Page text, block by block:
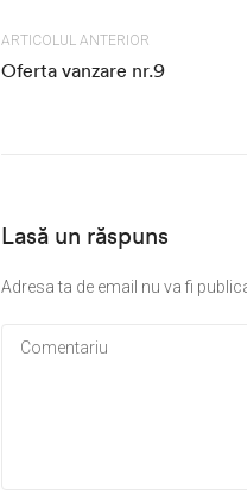
ARTICOLUL ANTERIOR
Oferta vanzare nr.9
Lasă un răspuns
Adresa ta de email nu va fi